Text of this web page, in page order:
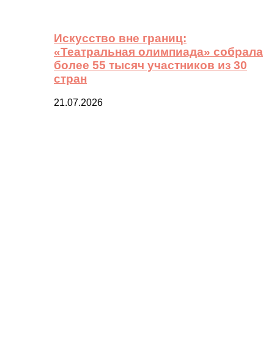
Искусство вне границ:
«Театральная олимпиада» собрала
более 55 тысяч участников из 30
стран
21.07.2026